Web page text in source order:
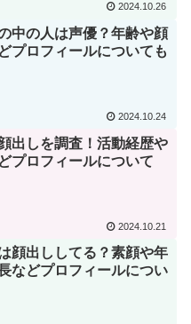
2024.10.26
中の人は声優？年齢や顔
プロフィールについても
2024.10.24
出しを調査！活動経歴や
プロフィールについて
2024.10.21
顔出ししてる？素顔や年
などプロフィールについ